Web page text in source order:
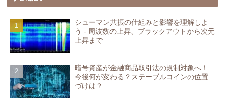
シューマン共振の仕組みと影響を理解しよ
う - 周波数の上昇、ブラックアウトから次元
上昇まで
暗号資産が金融商品取引法の規制対象へ！
今後何が変わる？ステーブルコインの位置
づけは？